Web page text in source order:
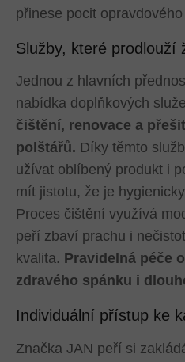
přinese pocit
Služby, které prodlouží
Jednou z hlavních
nabídka doplňkových
čištění, renovace a
polštářů. Díky těmto
užívat oblíbený produkt i
mít jistotu, že je
Proces čištění využívá
peří zbaví prachu i
kvalita. Pravidelná péče
zdravého spánku i
Individuální přístup ke
Značka JAN peří si